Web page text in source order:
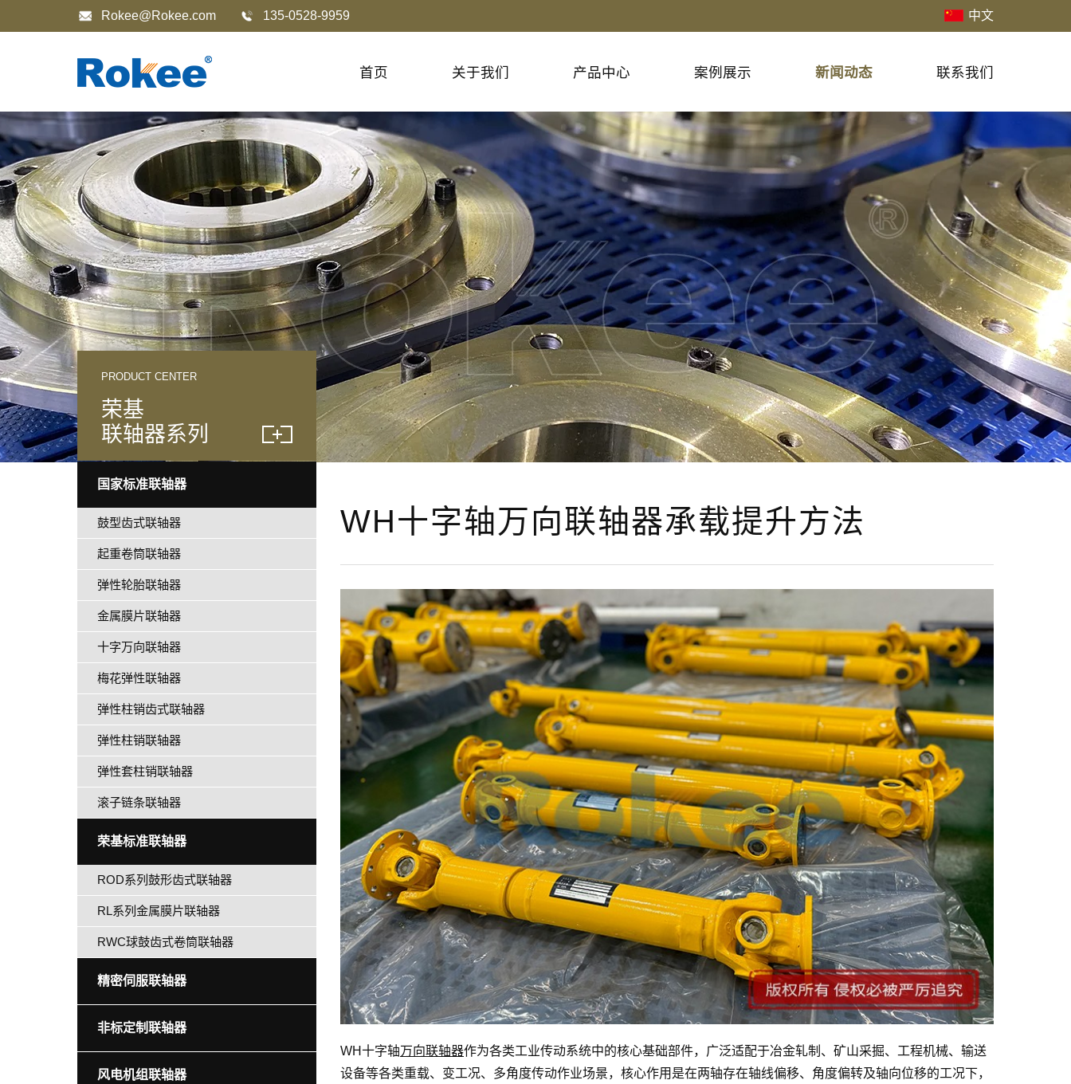
Rokee@Rokee.com 135-0528-9959 中文
首页 关于我们 产品中心 案例展示 新闻动态 联系我们
WH十字轴万向联轴器承载提升方法
WH十字轴万向联轴器作为各类工业传动系统中的核心基础部件，广泛适配于冶金轧制、矿山采掘、工程机械、输送
设备等各类重载、变工况、多角度传动作业场景，核心作用是在两轴存在轴线偏移、角度偏转及轴向位移的工况下，
PRODUCT CENTER
荣基
联轴器系列
国家标准联轴器
鼓型齿式联轴器
起重卷筒联轴器
弹性轮胎联轴器
金属膜片联轴器
十字万向联轴器
梅花弹性联轴器
弹性柱销齿式联轴器
弹性柱销联轴器
弹性套柱销联轴器
滚子链条联轴器
荣基标准联轴器
ROD系列鼓形齿式联轴器
RL系列金属膜片联轴器
RWC球鼓齿式卷筒联轴器
精密伺服联轴器
非标定制联轴器
风电机组联轴器